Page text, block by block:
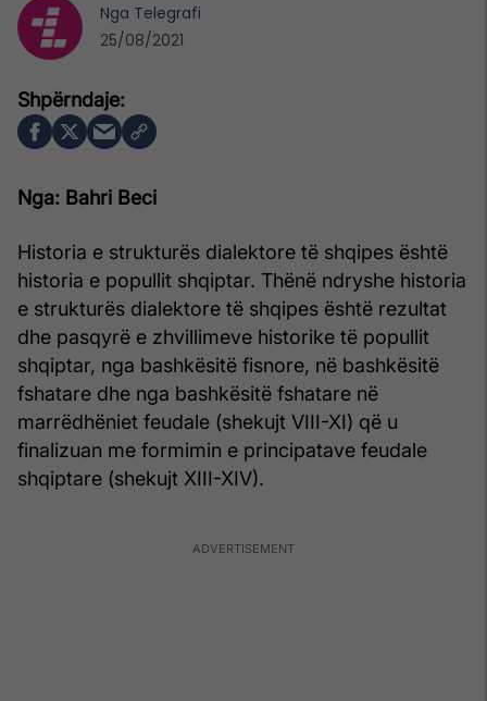
Nga: Bahri Beci
Historia e strukturës dialektore të shqipes është
historia e popullit shqiptar. Thënë ndryshe historia
e strukturës dialektore të shqipes është rezultat
dhe pasqyrë e zhvillimeve historike të popullit
shqiptar, nga bashkësitë fisnore, në bashkësitë
fshatare dhe nga bashkësitë fshatare në
marrëdhëniet feudale (shekujt VIII-XI) që u
finalizuan me formimin e principatave feudale
shqiptare (shekujt XIII-XIV).
Nga Telegrafi
25/08/2021